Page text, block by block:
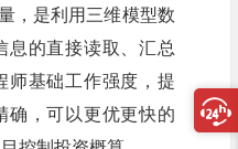
，是利用三维模型数
息的直接读取、汇总
师基础工作强度，提
确，可以更优更快的